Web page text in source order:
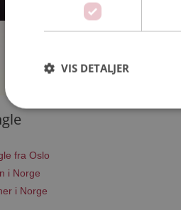
fra Oslo
i Norge
i Norge
VIS DETALJER